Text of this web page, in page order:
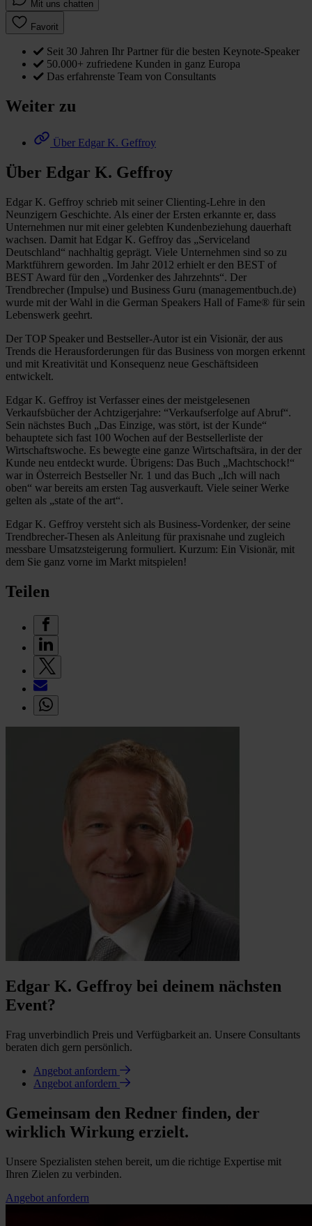
Mit uns chatten
Favorit
Seit 30 Jahren Ihr Partner für die besten Keynote-Speaker
50.000+ zufriedene Kunden in ganz Europa
Das erfahrenste Team von Consultants
Weiter zu
Über Edgar K. Geffroy
Über Edgar K. Geffroy
Edgar K. Geffroy schrieb mit seiner Clienting-Lehre in den
Neunzigern Geschichte. Als einer der Ersten erkannte er, dass
Unternehmen nur mit einer gelebten Kundenbeziehung dauerhaft
wachsen. Damit hat Edgar K. Geffroy das „Serviceland
Deutschland“ nachhaltig geprägt. Viele Unternehmen sind so zu
Marktführern geworden. Im Jahr 2012 erhielt er den BEST of
BEST Award für den „Vordenker des Jahrzehnts“. Der
Trendbrecher (Impulse) und Business Guru (managementbuch.de)
wurde mit der Wahl in die German Speakers Hall of Fame® für sein
Lebenswerk geehrt.
Der TOP Speaker und Bestseller-Autor ist ein Visionär, der aus
Trends die Herausforderungen für das Business von morgen erkennt
und mit Kreativität und Konsequenz neue Geschäftsideen
entwickelt.
Edgar K. Geffroy ist Verfasser eines der meistgelesenen
Verkaufsbücher der Achtzigerjahre: “Verkaufserfolge auf Abruf“.
Sein nächstes Buch „Das Einzige, was stört, ist der Kunde“
behauptete sich fast 100 Wochen auf der Bestsellerliste der
Wirtschaftswoche. Es bewegte eine ganze Wirtschaftsära, in der der
Kunde neu entdeckt wurde. Übrigens: Das Buch „Machtschock!“
war in Österreich Bestseller Nr. 1 und das Buch „Ich will nach
oben“ war bereits am ersten Tag ausverkauft. Viele seiner Werke
gelten als „state of the art“.
Edgar K. Geffroy versteht sich als Business-Vordenker, der seine
Trendbrecher-Thesen als Anleitung für praxisnahe und zugleich
messbare Umsatzsteigerung formuliert. Kurzum: Ein Visionär, mit
dem Sie ganz vorne im Markt mitspielen!
Teilen
Edgar K. Geffroy bei deinem nächsten
Event?
Frag unverbindlich Preis und Verfügbarkeit an. Unsere Consultants
beraten dich gern persönlich.
Angebot anfordern
Angebot anfordern
Gemeinsam den Redner finden, der
wirklich Wirkung erzielt.
Unsere Spezialisten stehen bereit, um die richtige Expertise mit
Ihren Zielen zu verbinden.
Angebot anfordern